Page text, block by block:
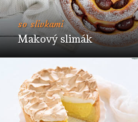
so slivkami
Makový slimák